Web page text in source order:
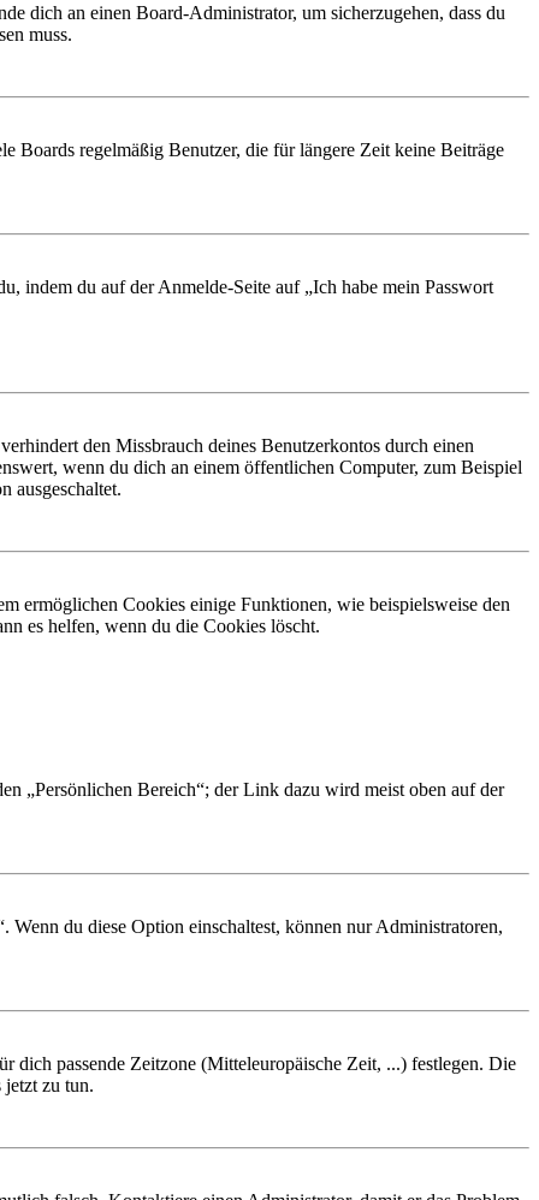
dich an einen Board-Administrator, um sicherzugehen, dass du
muss.
Boards regelmäßig Benutzer, die für längere Zeit keine Beiträge
indem du auf der Anmelde-Seite auf „Ich habe mein Passwort
den Missbrauch deines Benutzerkontos durch einen
wenn du dich an einem öffentlichen Computer, zum Beispiel
ausgeschaltet.
ermöglichen Cookies einige Funktionen, wie beispielsweise den
es helfen, wenn du die Cookies löscht.
„Persönlichen Bereich“; der Link dazu wird meist oben auf der
du diese Option einschaltest, können nur Administratoren,
dich passende Zeitzone (Mitteleuropäische Zeit, ...) festlegen. Die
jetzt zu tun.